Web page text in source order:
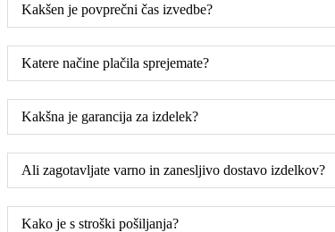
Kakšen je povprečni čas izvedbe?
Katere načine plačila sprejemate?
Kakšna je garancija za izdelek?
Ali zagotavljate varno in zanesljivo dostavo izdelkov?
Kako je s stroški pošiljanja?